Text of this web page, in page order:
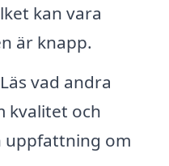
kan vara
är knapp.
Läs vad andra
kvalitet och
uppfattning om